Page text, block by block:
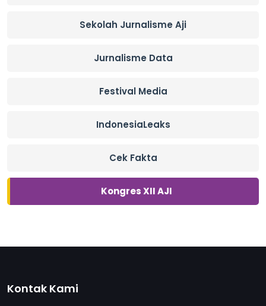
Sekolah Jurnalisme Aji
Jurnalisme Data
Festival Media
IndonesiaLeaks
Cek Fakta
Kongres XII AJI
Kontak Kami